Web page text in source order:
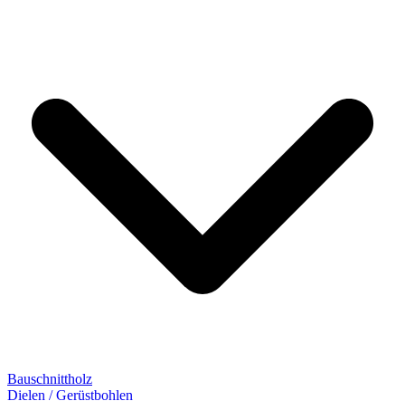
Bauschnittholz
Dielen / Gerüstbohlen